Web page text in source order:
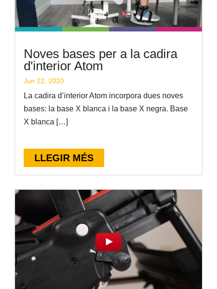
Noves bases per a la cadira
d'interior Atom
Jun 22, 2020
La cadira d’interior Atom incorpora dues noves
bases: la base X blanca i la base X negra. Base
X blanca […]
LLEGIR MÉS